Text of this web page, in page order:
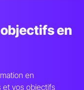
en
en
et vos objectifs